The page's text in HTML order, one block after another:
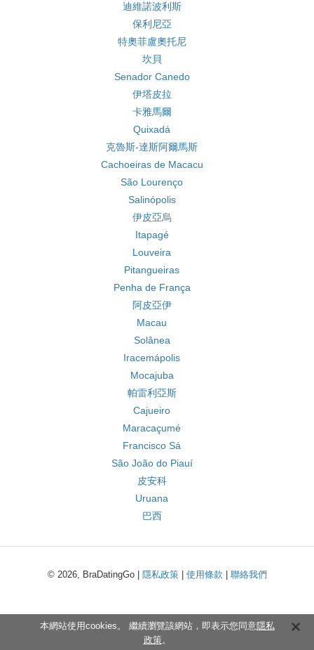
迪維諾波利斯
保利尼亞
特奧菲盧奧托尼
坎貝
Senador Canedo
伊塔皮拉
卡雅馬爾
Quixadá
克魯斯-達斯阿爾馬斯
Cachoeiras de Macacu
São Lourenço
Salinópolis
伊皮亞烏
Itapagé
Louveira
Pitangueiras
Penha de França
阿皮亞伊
Macau
Solânea
Iracemápolis
Mocajuba
帕雷利亞斯
Cajueiro
Maracaçumé
Francisco Sá
São João do Piauí
皮安科
Uruana
巴西
© 2026, BraDatingGo | 隱私政策| 使用條款 聯絡我們
本網站使用cookies。 繼續瀏覽該網站，即表示您同意隱私
政策。